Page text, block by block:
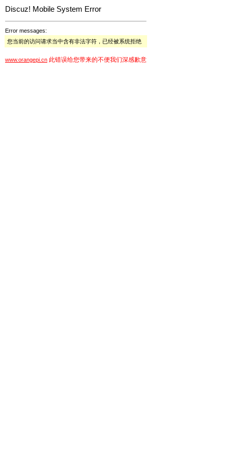
Discuz! Mobile System Error
Error messages:
您当前的访问请求当中含有非法字符，已经被系统拒绝
www.orangepi.cn 此错误给您带来的不便我们深感歉意